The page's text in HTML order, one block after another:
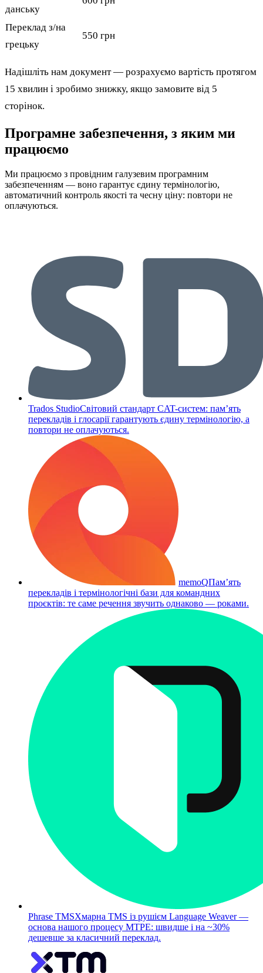
данську
Переклад з/на
грецьку
550 грн
Надішліть нам документ — розрахуємо вартість протягом
15 хвилин і зробимо знижку, якщо замовите від 5
сторінок.
Програмне забезпечення, з яким ми
працюємо
Ми працюємо з провідним галузевим програмним
забезпеченням — воно гарантує єдину термінологію,
автоматичний контроль якості та чесну ціну: повтори не
оплачуються.
Trados StudioСвітовий стандарт CAT-систем: памʼять
перекладів і глосарії гарантують єдину термінологію, а
повтори не оплачуються.
memoQПамʼять
перекладів і термінологічні бази для командних
проєктів: те саме речення звучить однаково — роками.
Phrase TMSХмарна TMS із рушієм Language Weaver —
основа нашого процесу MTPE: швидше і на ~30%
дешевше за класичний переклад.